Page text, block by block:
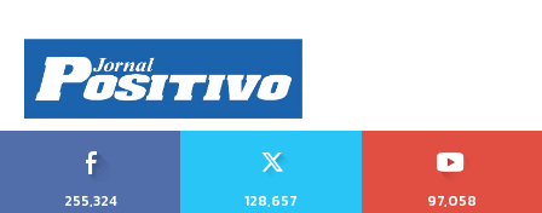
255,324
128,657
97,058